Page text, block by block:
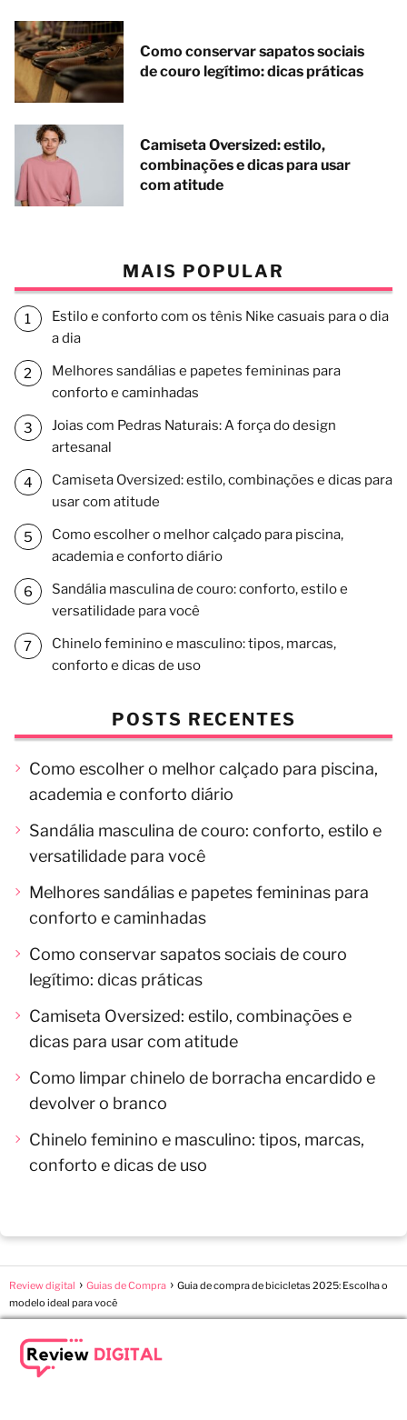
Como conservar sapatos sociais
de couro legítimo: dicas práticas
Camiseta Oversized: estilo,
combinações e dicas para usar
com atitude
MAIS POPULAR
Estilo e conforto com os tênis Nike casuais para o dia
a dia
Melhores sandálias e papetes femininas para
conforto e caminhadas
Joias com Pedras Naturais: A força do design
artesanal
Camiseta Oversized: estilo, combinações e dicas para
usar com atitude
Como escolher o melhor calçado para piscina,
academia e conforto diário
Sandália masculina de couro: conforto, estilo e
versatilidade para você
Chinelo feminino e masculino: tipos, marcas,
conforto e dicas de uso
POSTS RECENTES
Como escolher o melhor calçado para piscina,
academia e conforto diário
Sandália masculina de couro: conforto, estilo e
versatilidade para você
Melhores sandálias e papetes femininas para
conforto e caminhadas
Como conservar sapatos sociais de couro
legítimo: dicas práticas
Camiseta Oversized: estilo, combinações e
dicas para usar com atitude
Como limpar chinelo de borracha encardido e
devolver o branco
Chinelo feminino e masculino: tipos, marcas,
conforto e dicas de uso
Review digital Guias de Compra
Guia de compra de bicicletas 2025: Escolha o
modelo ideal para você